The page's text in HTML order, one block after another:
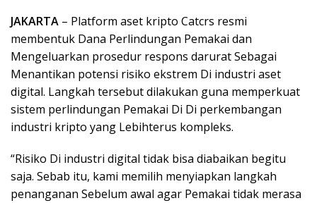
JAKARTA – Platform aset kripto Catcrs resmi
membentuk Dana Perlindungan Pemakai dan
Mengeluarkan prosedur respons darurat Sebagai
Menantikan potensi risiko ekstrem Di industri aset
digital. Langkah tersebut dilakukan guna memperkuat
sistem perlindungan Pemakai Di Di perkembangan
industri kripto yang Lebihterus kompleks.
“Risiko Di industri digital tidak bisa diabaikan begitu
saja. Sebab itu, kami memilih menyiapkan langkah
penanganan Sebelum awal agar Pemakai tidak merasa